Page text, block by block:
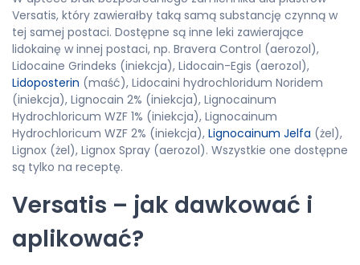
Versatis, który zawierałby taką samą substancję czynną w
tej samej postaci. Dostępne są inne leki zawierające
lidokainę w innej postaci, np. Bravera Control (aerozol),
Lidocaine Grindeks (iniekcja), Lidocain-Egis (aerozol),
Lidoposterin (maść), Lidocaini hydrochloridum Noridem
(iniekcja), Lignocain 2% (iniekcja), Lignocainum
Hydrochloricum WZF 1% (iniekcja), Lignocainum
Hydrochloricum WZF 2% (iniekcja), Lignocainum Jelfa (żel),
Lignox (żel), Lignox Spray (aerozol). Wszystkie one dostępne
są tylko na receptę.
Versatis – jak dawkować i
aplikować?